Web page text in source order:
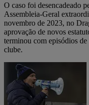
O caso foi desencadeado
Assembleia-Geral
novembro de 2023, no
aprovação de novos
terminou com episódios
clube.